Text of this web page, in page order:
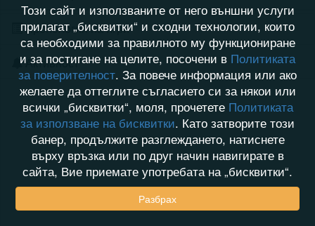
Хронология на игри
Активност
Този сайт и използваните от него външни услуги
прилагат „бисквитки“ и сходни технологии, които
са необходими за правилното му функциониране
и за постигане на целите, посочени в Политиката
за поверителност. За повече информация или ако
желаете да оттеглите съгласието си за някои или
всички „бисквитки“, моля, прочетете Политиката
за използване на бисквитки. Като затворите този
банер, продължите разглеждането, натиснете
върху връзка или по друг начин навигирате в
сайта, Вие приемате употребата на „бисквитки“.
Разбрах